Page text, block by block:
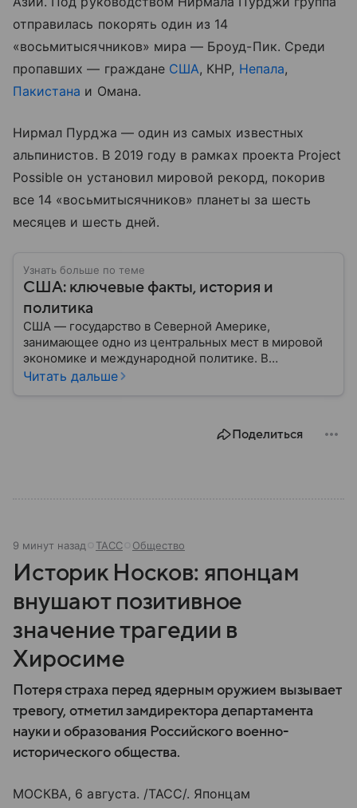
отправилась покорять один из 14
«восьмитысячников» мира — Броуд-Пик. Среди
пропавших — граждане США, КНР, Непала,
Пакистана и Омана.
Нирмал Пурджа — один из самых известных
альпинистов. В 2019 году в рамках проекта Project
Possible он установил мировой рекорд, покорив
все 14 «восьмитысячников» планеты за шесть
месяцев и шесть дней.
Узнать больше по теме
США: ключевые факты, история и
политика
США — государство в Северной Америке,
занимающее одно из центральных мест в мировой
экономике и международной политике. В
материале — основные сведения об этой стране.
Читать дальше
Поделиться
9 минут назад ТАСС Общество
Историк Носков: японцам
внушают позитивное
значение трагедии в
Хиросиме
Потеря страха перед ядерным оружием вызывает
тревогу, отметил замдиректора департамента
науки и образования Российского военно-
исторического общества.
МОСКВА, 6 августа. /ТАСС/. Японцам